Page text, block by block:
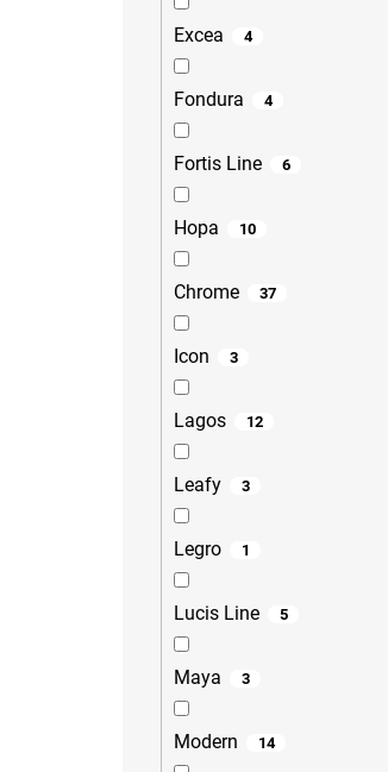
Excea 4
Fondura 4
Fortis Line 6
Hopa 10
Chrome 37
Icon 3
Lagos 12
Leafy 3
Legro 1
Lucis Line 5
Maya 3
Modern 14